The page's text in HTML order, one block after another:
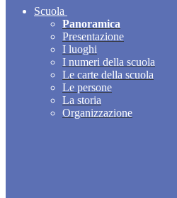
Scuola
Panoramica
Presentazione
I luoghi
I numeri della scuola
Le carte della scuola
Le persone
La storia
Organizzazione